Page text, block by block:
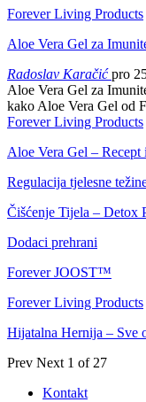
Forever Living Products
Aloe Vera Gel za
Radoslav Karačićpro
Aloe Vera Gel za
kako Aloe Vera Gel od
Forever Living Products
Aloe Vera Gel – Recept
Regulacija tjelesne
Čišćenje Tijela – Detox
Dodaci prehrani
Forever JOOST™
Forever Living Products
Hijatalna Hernija – Sve
Prev Next 1 of 27
Kontakt